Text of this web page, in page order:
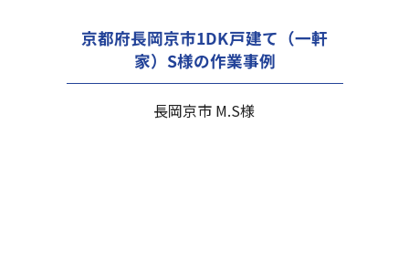
京都府長岡京市1DK戸建て（一軒
家）S様の作業事例
長岡京市 M.S様